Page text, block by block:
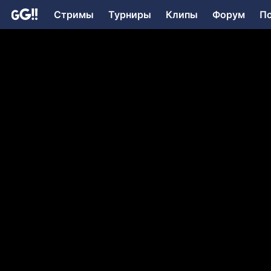
Стримы Турниры Клипы Форум